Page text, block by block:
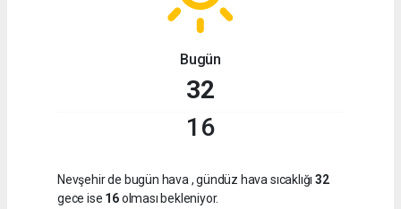
Bugün
32
16
Nevşehir de bugün hava , gündüz hava sıcaklığı 32
gece ise 16olması bekleniyor.